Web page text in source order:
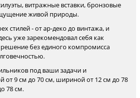
витражные вставки, бронзовые
живой природы.
стилей - от ар-деко до винтажа, и
уже зарекомендовал себя как
без единого компромисса
под ваши задачи и
от 9 см до 70 см, шириной от 12 см до 78
78 см.